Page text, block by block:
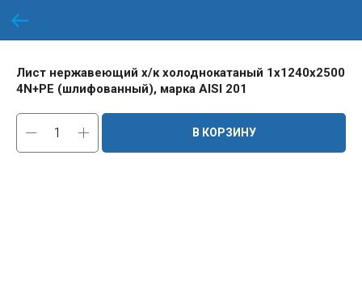
Лист нержавеющий х/к холоднокатаный 1х1240х2500
4N+PE (шлифованный), марка AISI 201
В КОРЗИНУ